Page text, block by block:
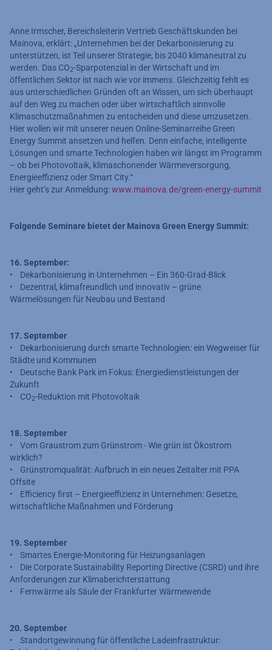
Anne Irmscher, Bereichsleiterin Vertrieb Geschäftskunden bei
Mainova, erklärt: „Unternehmen bei der Dekarbonisierung zu
unterstützen, ist Teil unserer Strategie, bis 2040 klimaneutral zu
werden. Das CO2-Sparpotenzial in der Wirtschaft und im
öffentlichen Sektor ist nach wie vor immens. Gleichzeitig fehlt es
aus unterschiedlichen Gründen oft an Wissen, um sich überhaupt
auf den Weg zu machen oder über wirtschaftlich sinnvolle
Klimaschutzmaßnahmen zu entscheiden und diese umzusetzen.
Hier wollen wir mit unserer neuen Online-Seminarreihe Green
Energy Summit ansetzen und helfen. Denn einfache, intelligente
Lösungen und smarte Technologien haben wir längst im Programm
– ob bei Photovoltaik, klimaschonender Wärmeversorgung,
Energieeffizienz oder Smart City.“
Hier geht’s zur Anmeldung:www.mainova.de/green-energy-summit
Folgende Seminare bietet der Mainova Green Energy Summit:
16. September:
• Dekarbonisierung in Unternehmen – Ein 360-Grad-Blick
• Dezentral, klimafreundlich und innovativ – grüne
Wärmelösungen für Neubau und Bestand
17. September
• Dekarbonisierung durch smarte Technologien: ein Wegweiser für
Städte und Kommunen
• Deutsche Bank Park im Fokus: Energiedienstleistungen der
Zukunft
• CO2-Reduktion mit Photovoltaik
18. September
• Vom Graustrom zum Grünstrom - Wie grün ist Ökostrom
wirklich?
• Grünstromqualität: Aufbruch in ein neues Zeitalter mit PPA
Offsite
• Efficiency first – Energieeffizienz in Unternehmen: Gesetze,
wirtschaftliche Maßnahmen und Förderung
19. September
• Smartes Energie-Monitoring für Heizungsanlagen
• Die Corporate Sustainability Reporting Directive (CSRD) und ihre
Anforderungen zur Klimaberichterstattung
• Fernwärme als Säule der Frankfurter Wärmewende
20. September
• Standortgewinnung für öffentliche Ladeinfrastruktur: